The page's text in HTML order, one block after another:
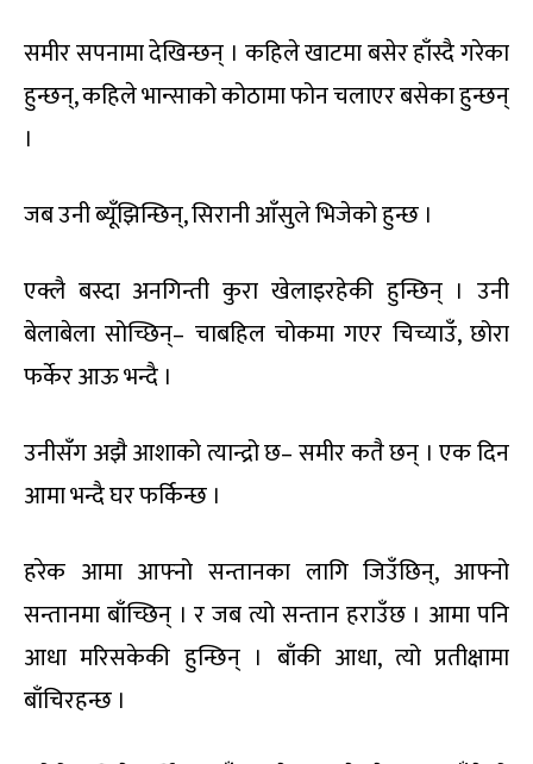
समीर सपनामा देखिन्छन् । कहिले खाटमा बसेर हाँस्दै गरेका
हुन्छन्, कहिले भान्साको कोठामा फोन चलाएर बसेका हुन्छन्
।
जब उनी ब्यूँझिन्छिन्, सिरानी आँसुले भिजेको हुन्छ ।
एक्लै बस्दा अनगिन्ती कुरा खेलाइरहेकी हुन्छिन् । उनी
बेलाबेला सोच्छिन्– चाबहिल चोकमा गएर चिच्याउँ, छोरा
फर्केर आऊ भन्दै ।
उनीसँग अझै आशाको त्यान्द्रो छ– समीर कतै छन् । एक दिन
आमा भन्दै घर फर्किन्छ ।
हरेक आमा आफ्नो सन्तानका लागि जिउँछिन्, आफ्नो
सन्तानमा बाँच्छिन् । र जब त्यो सन्तान हराउँछ । आमा पनि
आधा मरिसकेकी हुन्छिन् । बाँकी आधा, त्यो प्रतीक्षामा
बाँचिरहन्छ ।